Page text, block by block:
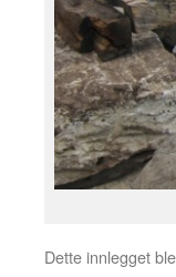
Dette innlegget